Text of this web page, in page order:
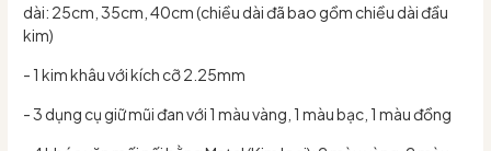
dài: 25cm, 35cm, 40cm (chiều dài đã bao gồm chiều dài đầu
kim)
- 1 kim khâu với kích cỡ 2.25mm
- 3 dụng cụ giữ mũi đan với 1 màu vàng, 1 màu bạc, 1 màu đồng